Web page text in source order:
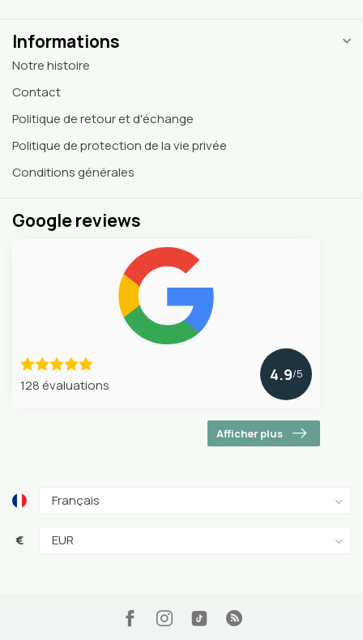
Informations
Notre histoire
Contact
Politique de retour et d'échange
Politique de protection de la vie privée
Conditions générales
Google reviews
128 évaluations
4.9/5
Afficher plus
€